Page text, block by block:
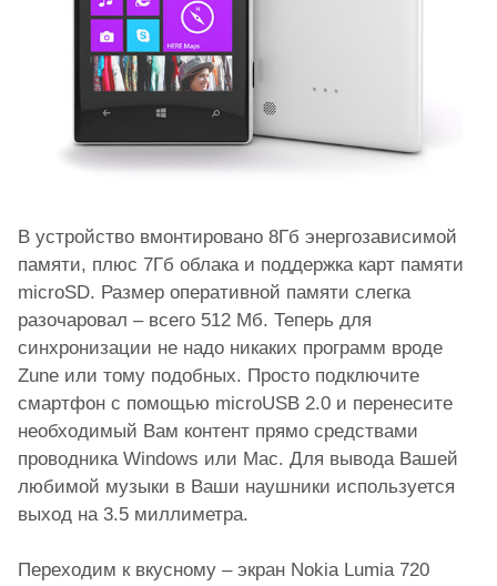
В устройство вмонтировано 8Гб энергозависимой
памяти, плюс 7Гб облака и поддержка карт памяти
microSD. Размер оперативной памяти слегка
разочаровал – всего 512 Мб. Теперь для
синхронизации не надо никаких программ вроде
Zune или тому подобных. Просто подключите
смартфон с помощью microUSB 2.0 и перенесите
необходимый Вам контент прямо средствами
проводника Windows или Mac. Для вывода Вашей
любимой музыки в Ваши наушники используется
выход на 3.5 миллиметра.
Переходим к вкусному – экран Nokia Lumia 720